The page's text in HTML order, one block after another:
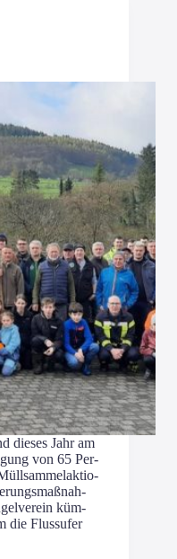
die­ses Jahr am
von 65 Per­
küm­
die Fluss­ufer